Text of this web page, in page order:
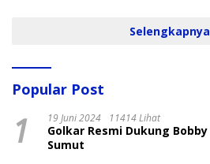
Selengkapnya
Popular Post
1 19 Juni 2024 11414 Lihat
Golkar Resmi Dukung
Sumut